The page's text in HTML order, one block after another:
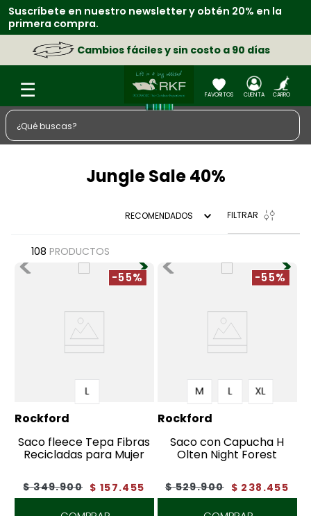
Suscríbete en nuestro newsletter y obtén 20% en la
primera compra.
Cambios fáciles y sin costo a 90 días
¿Qué buscas?
Jungle Sale 40%
RECOMENDADOS FILTRAR
108 PRODUCTOS
-55%
L
Rockford
Saco fleece Tepa Fibras
Recicladas para Mujer
$ 349.900 $ 157.455
-55%
M L XL
Rockford
Saco con Capucha H
Olten Night Forest
$ 529.900 $ 238 .455
4.
camisa
5
medias